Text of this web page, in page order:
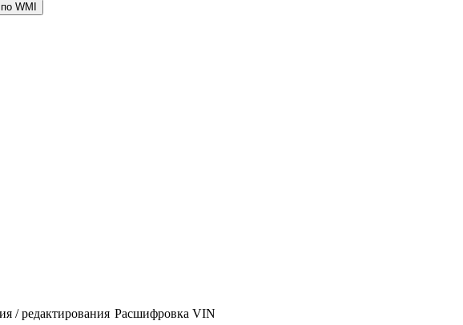
/ редактирования Расшифровка VIN